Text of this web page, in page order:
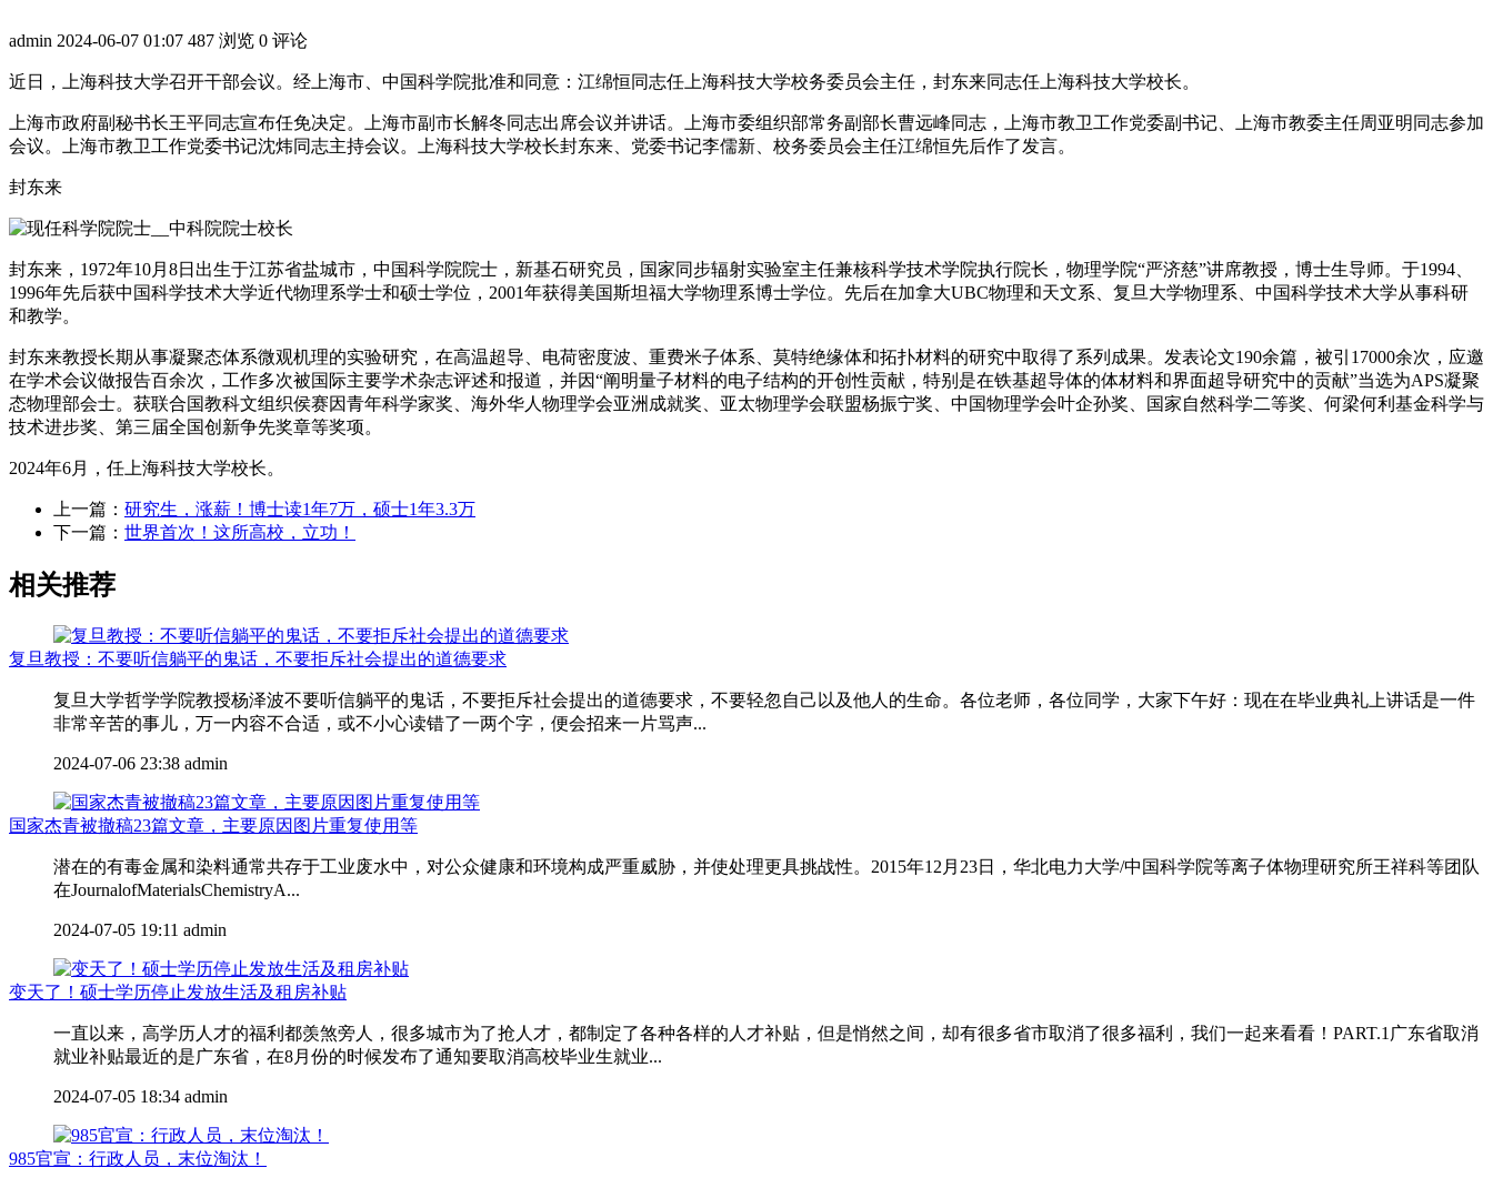
admin 2024-06-07 01:07 487 浏览 0 评论
近日，上海科技大学召开干部会议。经上海市、中国科学院批准和同意：江绵恒同志任上海科技大学校务委员会主任，封东来同志任上海科技大学校长。
上海市政府副秘书长王平同志宣布任免决定。上海市副市长解冬同志出席会议并讲话。上海市委组织部常务副部长曹远峰同志，上海市教卫工作党委副书记、上海市教委主任周亚明同志参加
会议。上海市教卫工作党委书记沈炜同志主持会议。上海科技大学校长封东来、党委书记李儒新、校务委员会主任江绵恒先后作了发言。
封东来
封东来，1972年10月8日出生于江苏省盐城市，中国科学院院士，新基石研究员，国家同步辐射实验室主任兼核科学技术学院执行院长，物理学院“严济慈”讲席教授，博士生导师。于1994、
1996年先后获中国科学技术大学近代物理系学士和硕士学位，2001年获得美国斯坦福大学物理系博士学位。先后在加拿大UBC物理和天文系、复旦大学物理系、中国科学技术大学从事科研
和教学。
封东来教授长期从事凝聚态体系微观机理的实验研究，在高温超导、电荷密度波、重费米子体系、莫特绝缘体和拓扑材料的研究中取得了系列成果。发表论文190余篇，被引17000余次，应邀
在学术会议做报告百余次，工作多次被国际主要学术杂志评述和报道，并因“阐明量子材料的电子结构的开创性贡献，特别是在铁基超导体的体材料和界面超导研究中的贡献”当选为APS凝聚
态物理部会士。获联合国教科文组织侯赛因青年科学家奖、海外华人物理学会亚洲成就奖、亚太物理学会联盟杨振宁奖、中国物理学会叶企孙奖、国家自然科学二等奖、何梁何利基金科学与
技术进步奖、第三届全国创新争先奖章等奖项。
2024年6月，任上海科技大学校长。
上一篇： 研究生，涨薪！博士读1年7万，硕士1年3.3万
下一篇： 世界首次！这所高校，立功！
相关推荐
复旦教授：不要听信躺平的鬼话，不要拒斥社会提出的道德要求
复旦大学哲学学院教授杨泽波不要听信躺平的鬼话，不要拒斥社会提出的道德要求，不要轻忽自己以及他人的生命。各位老师，各位同学，大家下午好：现在在毕业典礼上讲话是一件
非常辛苦的事儿，万一内容不合适，或不小心读错了一两个字，便会招来一片骂声...
2024-07-06 23:38 admin
国家杰青被撤稿23篇文章，主要原因图片重复使用等
潜在的有毒金属和染料通常共存于工业废水中，对公众健康和环境构成严重威胁，并使处理更具挑战性。2015年12月23日，华北电力大学/中国科学院等离子体物理研究所王祥科等团队
在JournalofMaterialsChemistryA...
2024-07-05 19:11 admin
变天了！硕士学历停止发放生活及租房补贴
一直以来，高学历人才的福利都羡煞旁人，很多城市为了抢人才，都制定了各种各样的人才补贴，但是悄然之间，却有很多省市取消了很多福利，我们一起来看看！PART.1广东省取消
就业补贴最近的是广东省，在8月份的时候发布了通知要取消高校毕业生就业...
2024-07-05 18:34 admin
985官宣：行政人员，末位淘汰！